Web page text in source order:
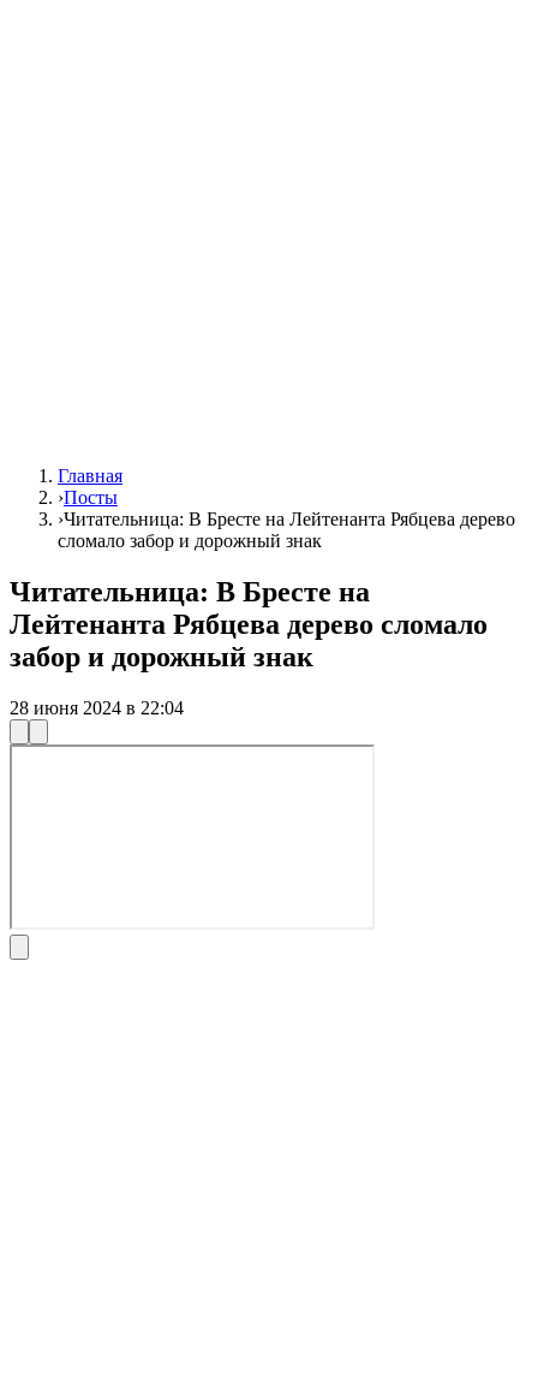
Главная
›Посты
›Читательница: В Бресте на Лейтенанта Рябцева дерево
сломало забор и дорожный знак
Читательница: В Бресте на
Лейтенанта Рябцева дерево сломало
забор и дорожный знак
28 июня 2024 в 22:04